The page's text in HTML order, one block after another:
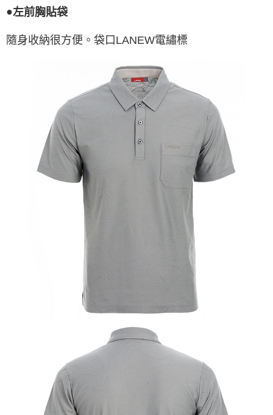
●左前胸貼袋
隨身收納很方便。袋口LANEW電繡標